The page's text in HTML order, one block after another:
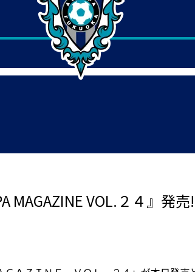
MAGAZINE VOL.２４』発売!